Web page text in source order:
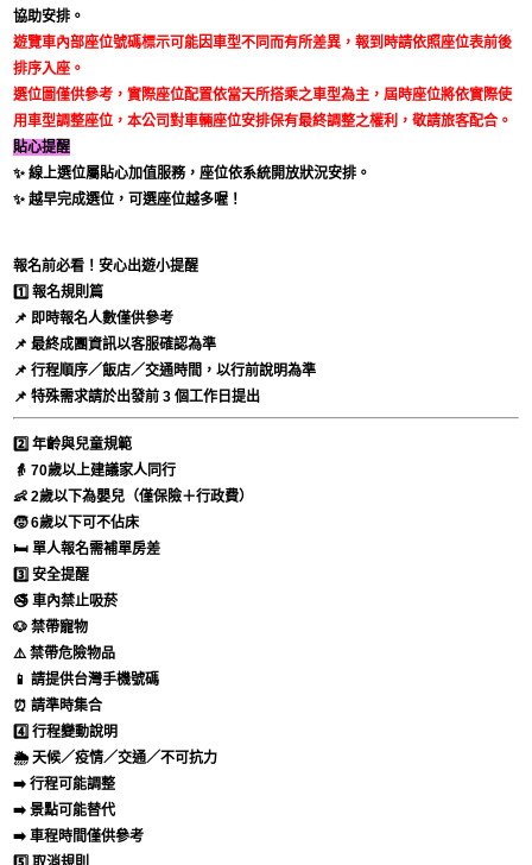
協助安排。
遊覽車內部座位號碼標示可能因車型不同而有所差異，報到時請依照座位表前後
排序入座。
選位圖僅供參考，實際座位配置依當天所搭乘之車型為主，屆時座位將依實際使
用車型調整座位，本公司對車輛座位安排保有最終調整之權利，敬請旅客配合。
貼心提醒
✨ 線上選位屬貼心加值服務，座位依系統開放狀況安排。
✨ 越早完成選位，可選座位越多喔！
報名前必看！安心出遊小提醒
1️⃣ 報名規則篇
📌 即時報名人數僅供參考
📌 最終成團資訊以客服確認為準
📌 行程順序／飯店／交通時間，以行前說明為準
📌 特殊需求請於出發前 3 個工作日提出
2️⃣ 年齡與兒童規範
👵 70歲以上建議家人同行
👶 2歲以下為嬰兒（僅保險＋行政費）
🧒 6歲以下可不佔床
🛏️ 單人報名需補單房差
3️⃣ 安全提醒
🚭 車內禁止吸菸
🐶 禁帶寵物
⚠️ 禁帶危險物品
📱 請提供台灣手機號碼
⏰ 請準時集合
4️⃣ 行程變動說明
🌦️ 天候／疫情／交通／不可抗力
➡️ 行程可能調整
➡️ 景點可能替代
➡️ 車程時間僅供參考